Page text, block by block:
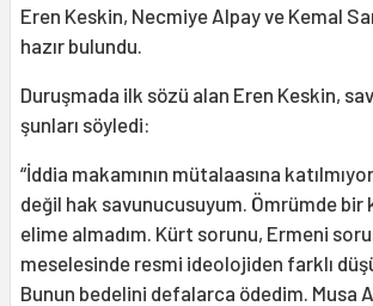
Eren Keskin, Necmiye Alpay ve Kemal
hazır bulundu.
Duruşmada ilk sözü alan Eren Keskin,
şunları söyledi:
“İddia makamının mütalaasına
değil hak savunucusuyum. Ömrümde bir
elime almadım. Kürt sorunu, Ermeni
meselesinde resmi ideolojiden farklı
Bunun bedelini defalarca ödedim. Musa